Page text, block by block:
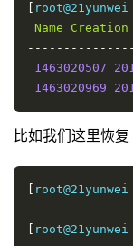
Name
Creation
1463020507
1463020969
比如我们这里恢